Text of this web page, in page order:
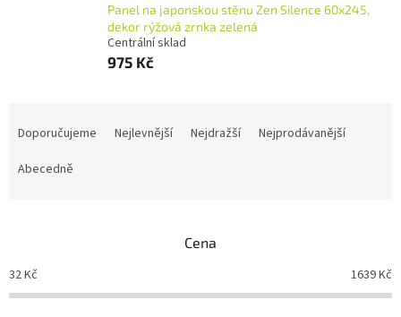
Panel na japonskou stěnu Zen Silence 60x245,
dekor rýžová zrnka zelená
Centrální sklad
975 Kč
o
d
Doporučujeme Nejlevnější Nejdražší
Nejprodávanější
Abecedně
Cena
32Kč 1639Kč